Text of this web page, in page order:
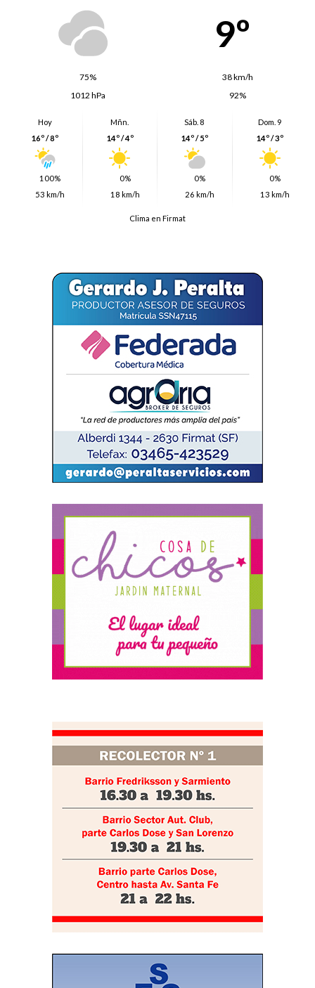
9º
75%
38 km/h
1012 hPa
92%
Hoy
16º / 8º
100%
53 km/h
Mñn.
14º / 4º
0%
18 km/h
Sáb. 8
14º / 5º
0%
26 km/h
Dom. 9
14º / 3º
0%
13 km/h
Clima en Firmat